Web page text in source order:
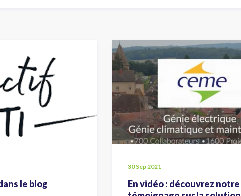
le blog
30 Sep 2021
En vidéo : découvrez notre